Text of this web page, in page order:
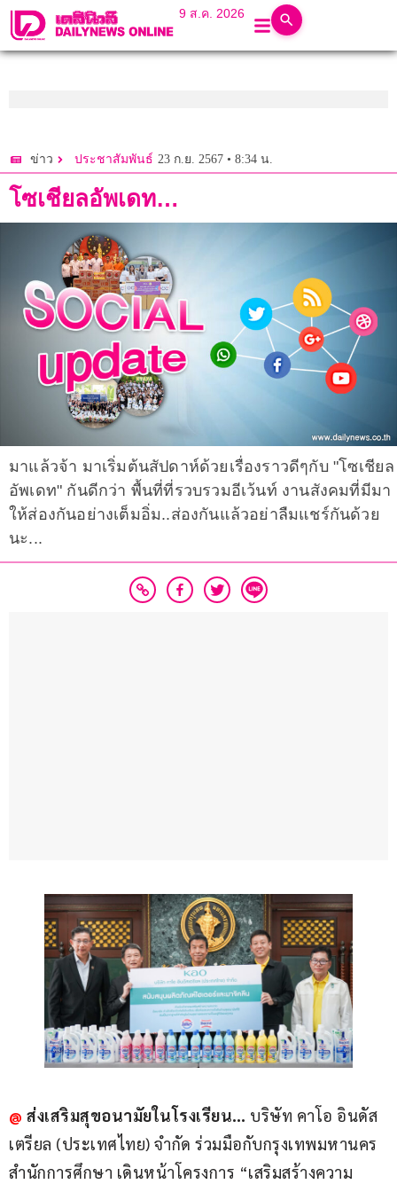
9 ส.ค. 2026
ข่าว ประชาสัมพันธ์ 23 ก.ย. 2567 • 8:34 น.
โซเชียลอัพเดท…
มาแล้วจ้า มาเริ่มต้นสัปดาห์ด้วยเรื่องราวดีๆกับ "โซเชียล
อัพเดท" กันดีกว่า พื้นที่ที่รวบรวมอีเว้นท์ งานสังคมที่มีมา
ให้ส่องกันอย่างเต็มอิ่ม..ส่องกันแล้วอย่าลืมแชร์กันด้วย
นะ...
@ ส่งเสริมสุขอนามัยในโรงเรียน… บริษัท คาโอ อินดัส
เตรียล (ประเทศไทย) จำกัด ร่วมมือกับกรุงเทพมหานคร
สำนักการศึกษา เดินหน้าโครงการ “เสริมสร้างความ